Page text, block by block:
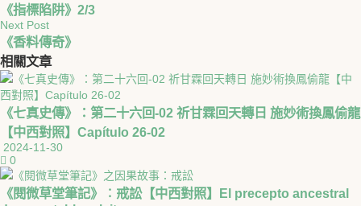
《指標陷阱》2/3
Next Post
《香料傳奇》
相關文章
《七真史傳》：第二十六回-02 祈甘霖回天轉日 施妙術換鳳偷龍
【中西對照】Capítulo 26-02
2024-11-30
0
《閱微草堂筆記》︰戒訟【中西對照】El precepto ancestral